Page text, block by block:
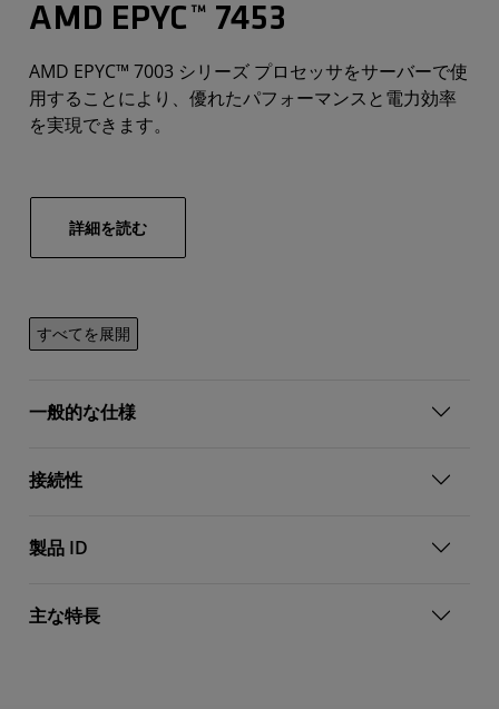
AMD EPYC™ 7453
AMD EPYC™ 7003 シリーズ プロセッサをサーバーで使
用することにより、優れたパフォーマンスと電力効率
を実現できます。
詳細を読む
すべてを展開
一般的な仕様
接続性
製品 ID
主な特長